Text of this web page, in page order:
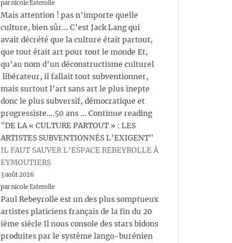
par nicole Esterolle
Mais attention ! pas n’importe quelle
culture, bien sûr… C’est Jack Lang qui
avait décrété que la culture était partout,
que tout était art pour tout le monde Et,
qu’au nom d’un déconstructisme culturel
libérateur, il fallait tout subventionner,
mais surtout l’art sans art le plus inepte
donc le plus subversif, démocratique et
progressiste….50 ans … Continue reading
"DE LA « CULTURE PARTOUT » : LES
ARTISTES SUBVENTIONNÉS L’EXIGENT"
IL FAUT SAUVER L’ESPACE REBEYROLLE À
EYMOUTIERS
3 août 2026
par nicole Esterolle
Paul Rebeyrolle est un des plus somptueux
artistes platiciens français de la fin du 20
ième siécle Il nous console des stars bidons
produites par le système lango-burénien